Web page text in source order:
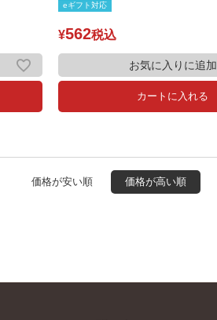
eギフト対応
¥562税込
カートに入れる
お気に入りに追加
価格が安い順 価格が高い順